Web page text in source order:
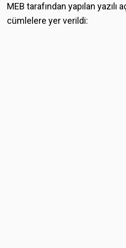
MEB tarafından yapılan yazılı
cümlelere yer verildi: